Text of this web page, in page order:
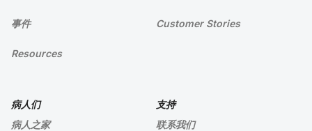
事件
Resources
Customer Stories
病人们
病人之家
支持
联系我们